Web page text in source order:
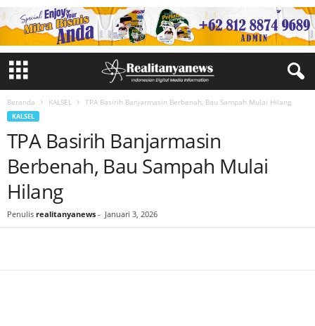
Beranda KALSEL TPA Basirih Banjarmasin Berbenah, Bau Sampah Mulai Hilang
KALSEL
TPA Basirih Banjarmasin
Berbenah, Bau Sampah Mulai
Hilang
Penulis realitanyanews - Januari 3, 2026